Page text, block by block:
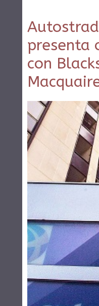
presenta
con